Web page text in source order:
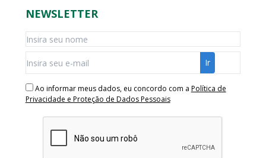
NEWSLETTER
Ao informar meus dados, eu concordo com a Política de
Privacidade e Proteção de Dados Pessoais